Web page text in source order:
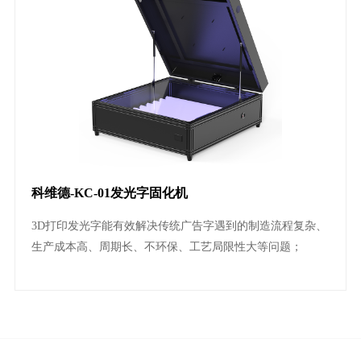
科维德-KC-01发光字固化机
3D打印发光字能有效解决传统广告字遇到的制造流程复杂、
生产成本高、周期长、不环保、工艺局限性大等问题；